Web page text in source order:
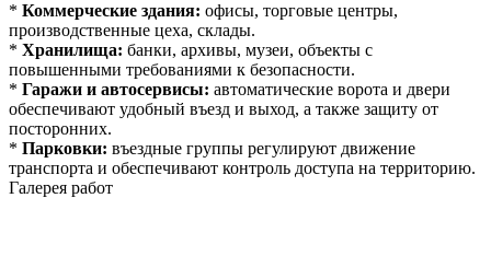
* Коммерческие здания: офисы, торговые центры,
производственные цеха, склады.
* Хранилища: банки, архивы, музеи, объекты с
повышенными требованиями к безопасности.
* Гаражи и автосервисы: автоматические ворота и двери
обеспечивают удобный въезд и выход, а также защиту от
посторонних.
* Парковки: въездные группы регулируют движение
транспорта и обеспечивают контроль доступа на территорию.
Галерея работ